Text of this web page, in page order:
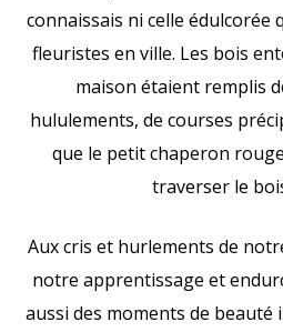
connaissais ni celle édulcorée
fleuristes en ville. Les bois
maison étaient remplis
hululements, de courses
que le petit chaperon
traverser le
Aux cris et hurlements de
notre apprentissage et
aussi des moments de beauté